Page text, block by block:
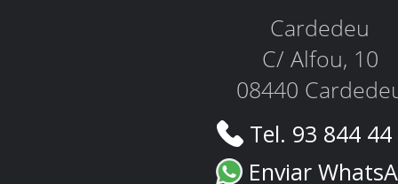
Cardedeu
C/ Alfou, 10
08440
Tel. 93 844
Enviar